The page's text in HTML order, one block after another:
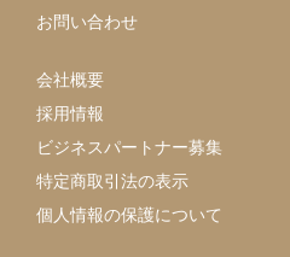
お問い合わせ
会社概要
採用情報
ビジネスパートナー募集
特定商取引法の表示
個人情報の保護について